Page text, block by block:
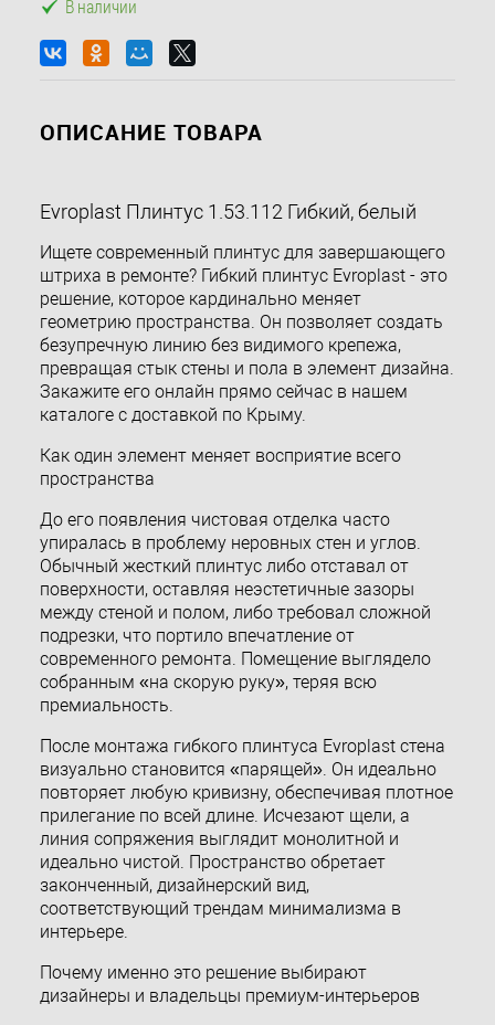
В наличии
ОПИСАНИЕ ТОВАРА
Evroplast Плинтус 1.53.112 Гибкий, белый
Ищете современный плинтус для завершающего
штриха в ремонте? Гибкий плинтус Evroplast - это
решение, которое кардинально меняет
геометрию пространства. Он позволяет создать
безупречную линию без видимого крепежа,
превращая стык стены и пола в элемент дизайна.
Закажите его онлайн прямо сейчас в нашем
каталоге с доставкой по Крыму.
Как один элемент меняет восприятие всего
пространства
До его появления чистовая отделка часто
упиралась в проблему неровных стен и углов.
Обычный жесткий плинтус либо отставал от
поверхности, оставляя неэстетичные зазоры
между стеной и полом, либо требовал сложной
подрезки, что портило впечатление от
современного ремонта. Помещение выглядело
собранным «на скорую руку», теряя всю
премиальность.
После монтажа гибкого плинтуса Evroplast стена
визуально становится «парящей». Он идеально
повторяет любую кривизну, обеспечивая плотное
прилегание по всей длине. Исчезают щели, а
линия сопряжения выглядит монолитной и
идеально чистой. Пространство обретает
законченный, дизайнерский вид,
соответствующий трендам минимализма в
интерьере.
Почему именно это решение выбирают
дизайнеры и владельцы премиум-интерьеров